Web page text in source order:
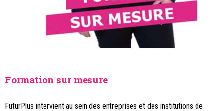
Formation sur mesure
FuturPlus intervient au sein des entreprises et des institutions de